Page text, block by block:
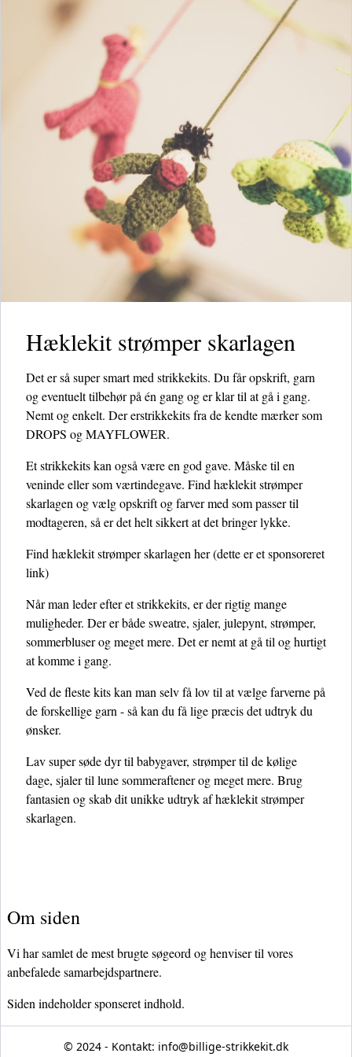
Hæklekit strømper skarlagen
Det er så super smart med strikkekits. Du får opskrift, garn
og eventuelt tilbehør på én gang og er klar til at gå i gang.
Nemt og enkelt. Der erstrikkekits fra de kendte mærker som
DROPS og MAYFLOWER.
Et strikkekits kan også være en god gave. Måske til en
veninde eller som værtindegave. Find hæklekit strømper
skarlagen og vælg opskrift og farver med som passer til
modtageren, så er det helt sikkert at det bringer lykke.
Find hæklekit strømper skarlagen her(dette er et sponsoreret
link)
Når man leder efter et strikkekits, er der rigtig mange
muligheder. Der er både sweatre, sjaler, julepynt, strømper,
sommerbluser og meget mere. Det er nemt at gå til og hurtigt
at komme i gang.
Ved de fleste kits kan man selv få lov til at vælge farverne på
de forskellige garn - så kan du få lige præcis det udtryk du
ønsker.
Lav super søde dyr til babygaver, strømper til de kølige
dage, sjaler til lune sommeraftener og meget mere. Brug
fantasien og skab dit unikke udtryk af hæklekit strømper
skarlagen.
Om siden
Vi har samlet de mest brugte søgeord og henviser til vores
anbefalede samarbejdspartnere.
Siden indeholder sponseret indhold.
© 2024 - Kontakt: info@billige-strikkekit.dk